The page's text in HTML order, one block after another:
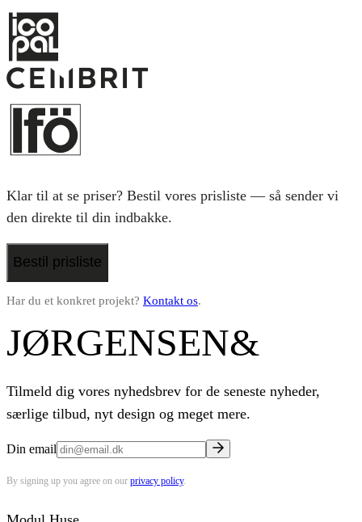
Klar til at se priser? Bestil vores prisliste — så sender vi
den direkte til din indbakke.
Bestil prisliste
Har du et konkret projekt? Kontakt os.
JØRGENSEN&
Tilmeld dig vores nyhedsbrev for de seneste nyheder,
særlige tilbud, nyt design og meget mere.
Din email
By signing up you agree on our privacy policy.